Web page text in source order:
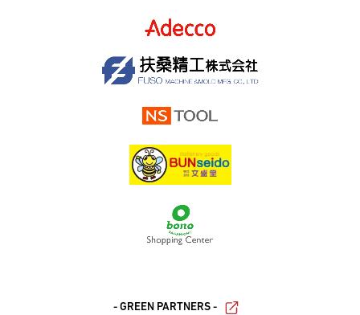
- GREEN PARTNERS -